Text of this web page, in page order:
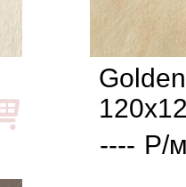
Golden
---- Р/